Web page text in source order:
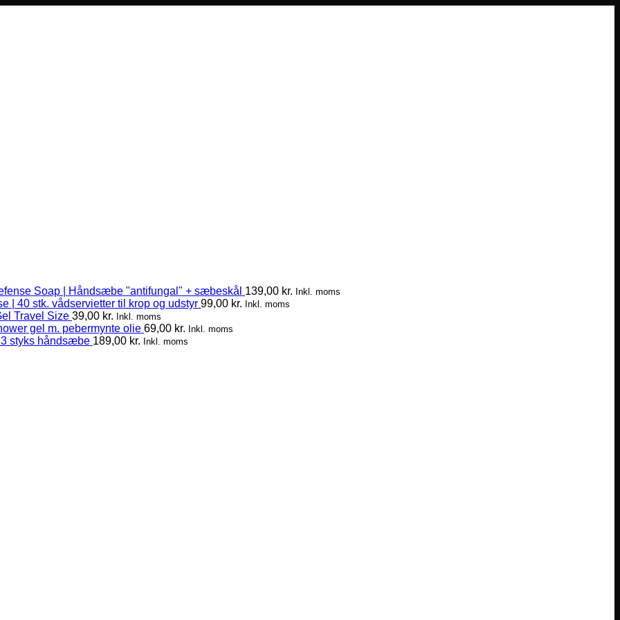
Soap | Håndsæbe "antifungal" + sæbeskål 139,00 kr. Inkl. moms
| 40 stk. vådservietter til krop og udstyr 99,00 kr. Inkl. moms
Travel Size 39,00 kr. Inkl. moms
gel m. pebermynte olie 69,00 kr. Inkl. moms
styks håndsæbe 189,00 kr. Inkl. moms